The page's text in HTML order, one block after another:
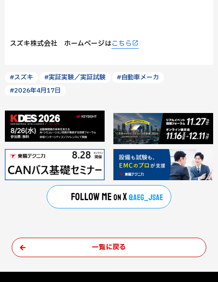
スズキ株式会社 ホームページはこちら
#スズキ #実証実験／実証試験
#自動車メーカ
#2026年4月17日
一覧に戻る